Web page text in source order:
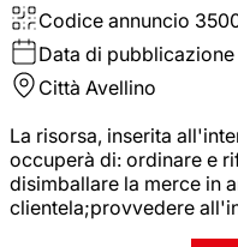
Codice annuncio
Data di pubblicazione
Città Avellino
La risorsa, inserita
occuperà di: ordinare e
disimballare la merce in
clientela;provvedere